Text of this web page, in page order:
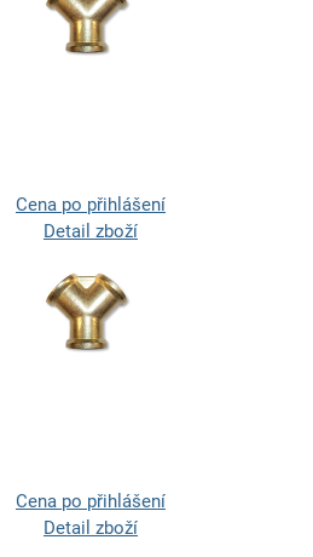
Cena po přihlášení
Detail zboží
Cena po přihlášení
Detail zboží